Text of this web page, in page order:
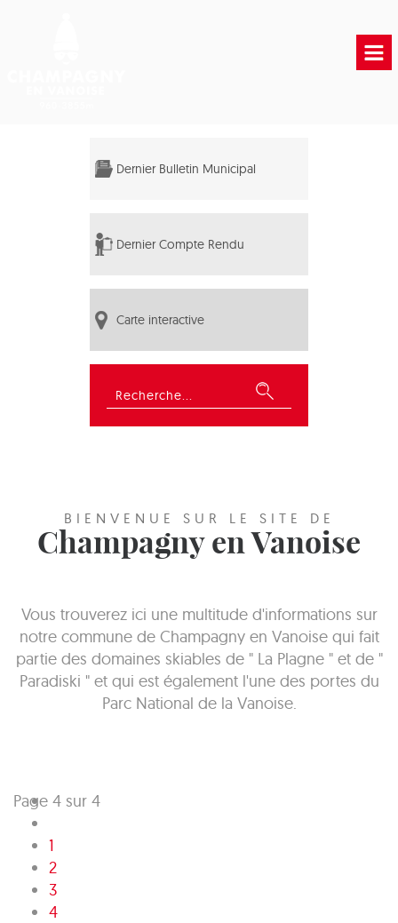
Dernier Bulletin Municipal
Dernier Compte Rendu
Carte interactive
Rechercher
BIENVENUE SUR LE SITE DE
Champagny en Vanoise
Vous trouverez ici une multitude d'informations sur
notre commune de Champagny en Vanoise qui fait
partie des domaines skiables de " La Plagne " et de "
Paradiski " et qui est également l'une des portes du
Parc National de la Vanoise.
Page 4 sur 4
1
2
3
4